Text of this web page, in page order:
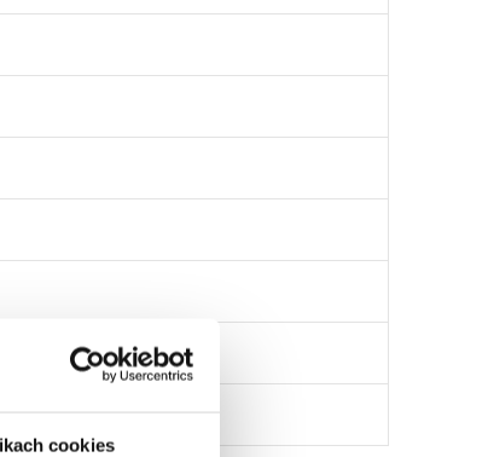
cookies